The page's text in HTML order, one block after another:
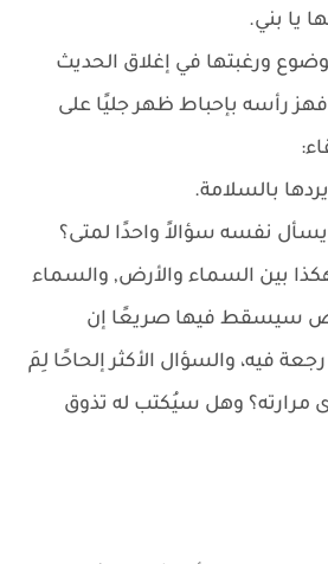
يا بني.
ورغبتها في إغلاق الحديث
رأسه بإحباط ظهر جليًا على
بالسلامة.
نفسه سؤالاً واحدًا لمتى؟
بين السماء والأرض, والسماء
سيسقط فيها صريعًا إن
فيه، والسؤال الأكثر إلحاحًا لِمَ
وهل سيُكتب له تذوق